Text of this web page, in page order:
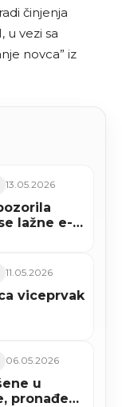
činjenja
u vezi sa
novca” iz
13.05.2026
lažne e-
11.05.2026
viceprvak
06.05.2026
u
pronađena